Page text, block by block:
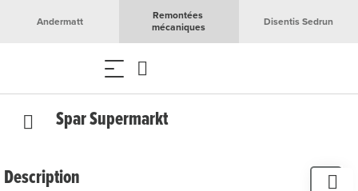
Andermatt
Remontées
mécaniques
Disentis Sedrun
Spar Supermarkt
Description